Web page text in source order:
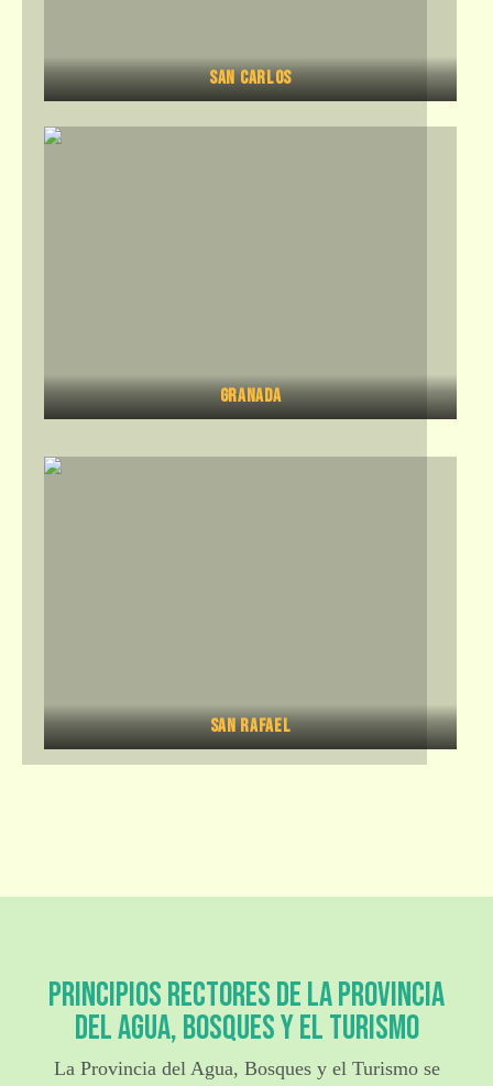
San Carlos
Granada
San Rafael
Principios Rectores de la Provincia
del Agua, Bosques y el Turismo
La Provincia del Agua, Bosques y el Turismo se